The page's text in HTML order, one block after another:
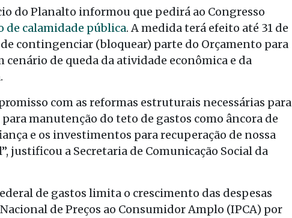
do Planalto informou que pedirá ao Congresso
de calamidade pública. A medida terá efeito até 31 de
contingenciar (bloquear) parte do Orçamento para
de queda da atividade econômica e da
com as reformas estruturais necessárias para
manutenção do teto de gastos como âncora de
e os investimentos para recuperação de nossa
justificou a Secretaria de Comunicação Social da
de gastos limita o crescimento das despesas
de Preços ao Consumidor Amplo (IPCA) por